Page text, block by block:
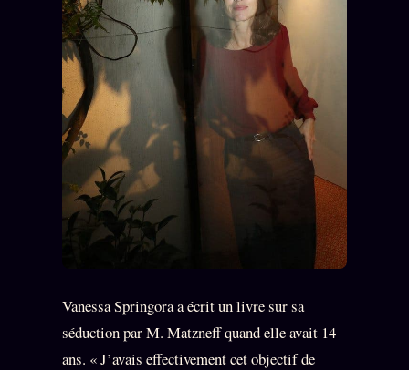
FAQ
Corrections · Erratum
Mentions légales
llms.txt
Vanessa Springora a écrit un livre sur sa
séduction par M. Matzneff quand elle avait 14
ans. « J’avais effectivement cet objectif de